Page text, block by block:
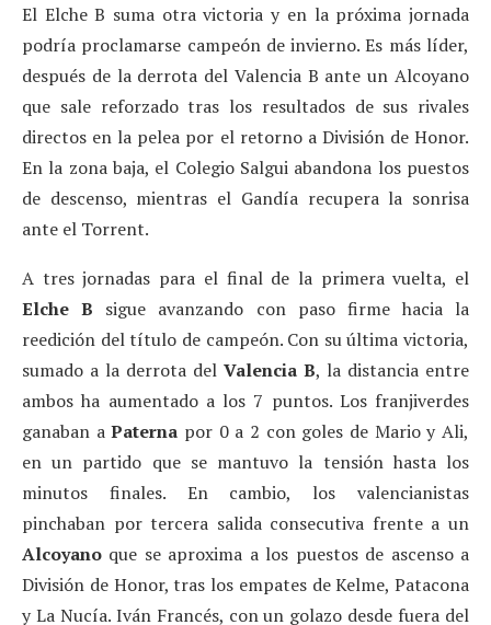
El Elche B suma otra victoria y en la próxima jornada
podría proclamarse campeón de invierno. Es más líder,
después de la derrota del Valencia B ante un Alcoyano
que sale reforzado tras los resultados de sus rivales
directos en la pelea por el retorno a División de Honor.
En la zona baja, el Colegio Salgui abandona los puestos
de descenso, mientras el Gandía recupera la sonrisa
ante el Torrent.
A tres jornadas para el final de la primera vuelta, el
Elche B sigue avanzando con paso firme hacia la
reedición del título de campeón. Con su última victoria,
sumado a la derrota del Valencia B, la distancia entre
ambos ha aumentado a los 7 puntos. Los franjiverdes
ganaban aPaterna por 0 a 2 con goles de Mario y Ali,
en un partido que se mantuvo la tensión hasta los
minutos finales. En cambio, los valencianistas
pinchaban por tercera salida consecutiva frente a un
Alcoyano que se aproxima a los puestos de ascenso a
División de Honor, tras los empates de Kelme, Patacona
y La Nucía. Iván Francés, con un golazo desde fuera del